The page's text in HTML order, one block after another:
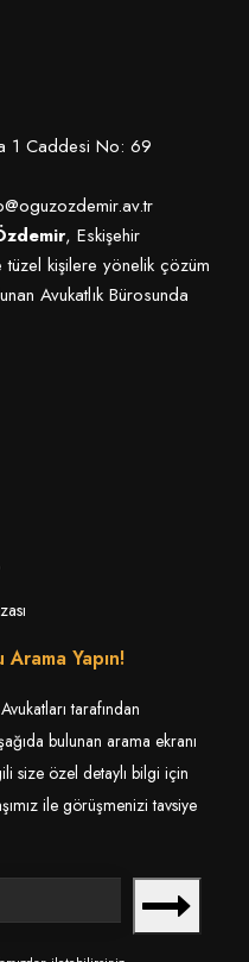
1 Caddesi No: 69
, Eskişehir
kişilere yönelik çözüm
Avukatlık Bürosunda
Yapın!
tarafından
bulunan arama ekranı
size özel detaylı bilgi için
ile görüşmenizi tavsiye